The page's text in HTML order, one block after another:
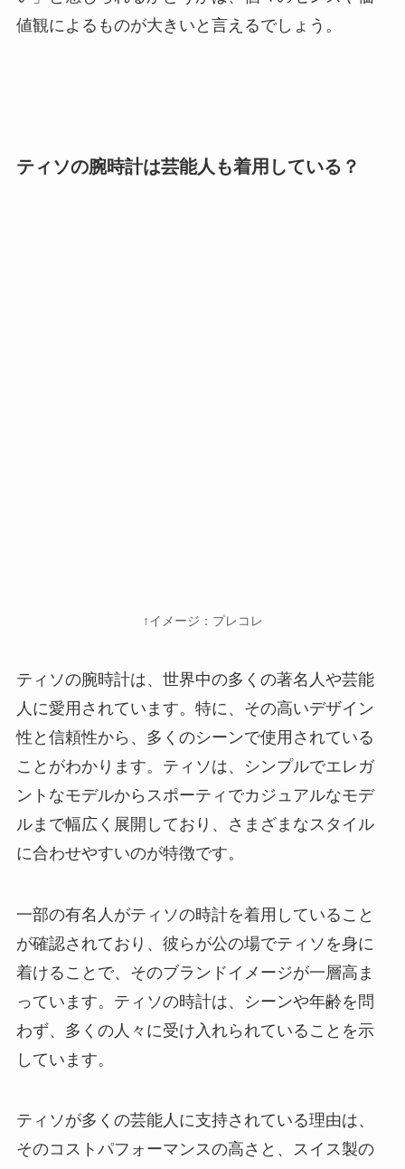
値観によるものが大きいと言えるでしょう。
ティソの腕時計は芸能人も着用している？
↑イメージ：プレコレ
ティソの腕時計は、世界中の多くの著名人や芸能
人に愛用されています。特に、その高いデザイン
性と信頼性から、多くのシーンで使用されている
ことがわかります。ティソは、シンプルでエレガ
ントなモデルからスポーティでカジュアルなモデ
ルまで幅広く展開しており、さまざまなスタイル
に合わせやすいのが特徴です。
一部の有名人がティソの時計を着用していること
が確認されており、彼らが公の場でティソを身に
着けることで、そのブランドイメージが一層高ま
っています。ティソの時計は、シーンや年齢を問
わず、多くの人々に受け入れられていることを示
しています。
ティソが多くの芸能人に支持されている理由は、
そのコストパフォーマンスの高さと、スイス製の